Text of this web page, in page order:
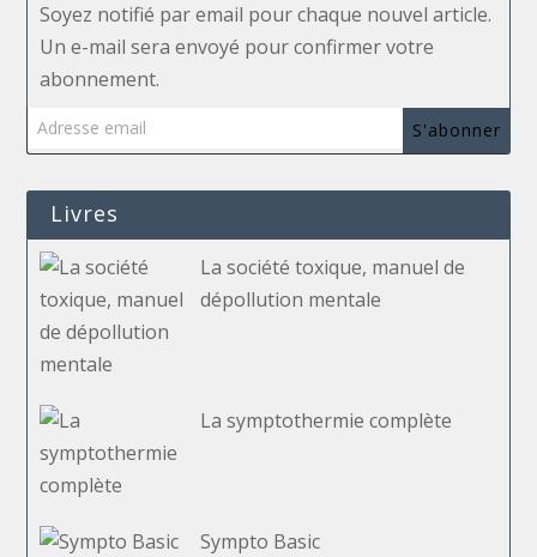
Soyez notifié par email pour chaque nouvel article.
Un e-mail sera envoyé pour confirmer votre
abonnement.
Adresse email
S'abonner
Livres
La société toxique, manuel de
dépollution mentale
La symptothermie complète
Sympto Basic